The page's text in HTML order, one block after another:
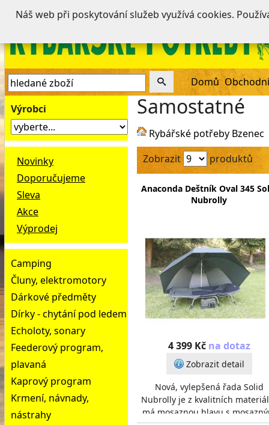
Domů
Výrobci
Novinky
Doporučujeme
Sleva
Akce
Výprodej
Camping
Čluny, elektromotory
Dárkové předměty
Dírky - chytání pod ledem
Echoloty, sonary
Feederový program,
plavaná
Kaprový program
Krmení, návnady,
nástrahy
Samostatné
Rybářské potřeby Bzenec
Zobrazit
produktů
Anaconda Deštník Oval 345
Nubrolly
4 399 Kč na dotaz
Zobrazit detail
Nová, vylepšená řada Solid
Nubrolly je z kvalitních
má mosaznou hlavu s
Náš web při poskytování služeb využívá cookies.